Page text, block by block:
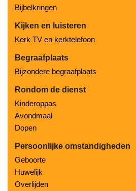
Bijbelkringen
Kijken en luisteren
Kerk TV en kerktelefoon
Begraafplaats
Bijzondere begraafplaats
Rondom de dienst
Kinderoppas
Avondmaal
Dopen
Persoonlijke omstandigheden
Geboorte
Huwelijk
Overlijden